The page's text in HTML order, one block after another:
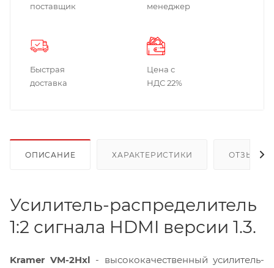
поставщик
менеджер
Быстрая
доставка
Цена с
НДС 22%
ОПИСАНИЕ ХАРАКТЕРИСТИКИ ОТЗЫВЫ
Усилитель-распределитель
1:2 сигнала HDMI версии 1.3.
Kramer VM-2Hxl - высококачественный усилитель-